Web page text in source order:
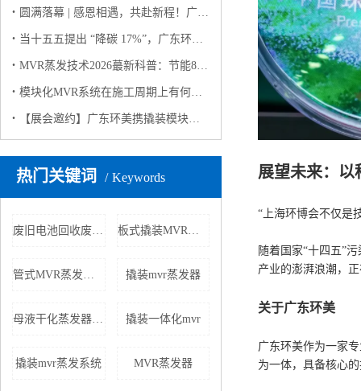
圆满落幕 | 感恩相遇，共赴新程！广东环美上海环博会之行完美收官
当十五五提出 “降碳 17%”，广东环美用撬装模块化MVR蒸发系统给出工业废水 “零碳” 解决方案
MVR蒸发技术2026蕞新科普：节能80%+，工业零排放的“隐形功臣”
模块化MVR系统在施工周期上有何优势？
【展会邀约】广东环美携撬装模块化 MVR 蒸发系统亮相 2026 上海环博会，诚邀莅临！
热门关键词 Keywords
废旧电池回收废水处理 板式撬装MVR蒸发器
管式MVR蒸发器价格 撬装mvr蒸发器
母液干化蒸发器生产厂家 撬装一体化mvr
撬装mvr蒸发系统 MVR蒸发器
展望未来：以
“上海环博会不仅是
随着国家“十四五”
产业的澎湃浪潮，
关于广东环美
广东环美作为一家
为一体，具备核心